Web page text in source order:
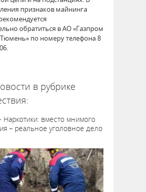
признаков майнинга
обратиться в АО «Газпром
по номеру телефона 8
в рубрике
Наркотики: вместо мнимого
– реальное уголовное дело